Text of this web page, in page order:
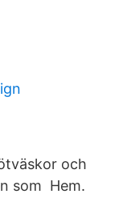
och
som Hem.